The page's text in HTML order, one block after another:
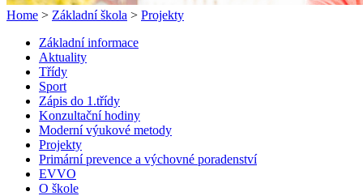
Home > Základní škola > Projekty
Základní informace
Aktuality
Třídy
Sport
Zápis do 1.třídy
Konzultační hodiny
Moderní výukové metody
Projekty
Primární prevence a výchovné poradenství
EVVO
O škole